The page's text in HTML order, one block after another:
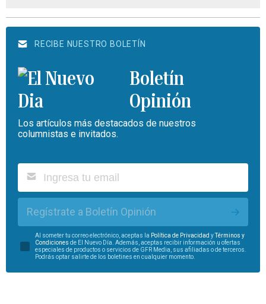
RECIBE NUESTRO BOLETÍN
Boletín
Opinión
Los artículos más destacados de nuestros
columnistas e invitados.
Regístrate a Boletín Opinión
Al someter tu correo electrónico, aceptas la Política de Privacidad yTérminos y
Condiciones de El Nuevo Día. Además, aceptas recibir información u ofertas
especiales de productos o servicios de GFR Media, sus afiliadas o de terceros.
Podrás optar salirte de los boletines en cualquier momento.